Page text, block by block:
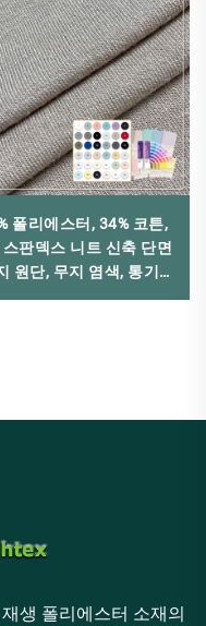
폴리에스터, 34% 코튼,
스판덱스 니트 신축 단면
원단, 무지 염색, 통기성
배출 기능, 티셔츠용 가
생 폴리에스터 소재의